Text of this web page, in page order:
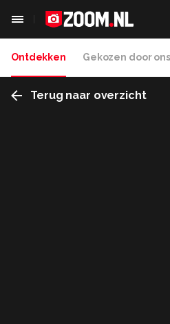
Ontdekken Gekozen door ons
Terug naar overzicht